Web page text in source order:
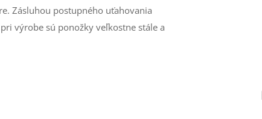
Zásluhou postupného uťahovania
výrobe sú ponožky veľkostne stále a